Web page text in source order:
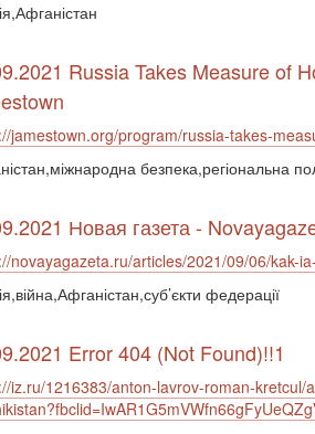
Russia Takes Measure of
jamestown.org/program/russia-takes-
безпека,регіональна
Новая газета -
novayagazeta.ru/articles/2021/09/06/kak-
федерації
Error 404 (Not Found)!!1
iz.ru/1216383/anton-lavrov-roman-